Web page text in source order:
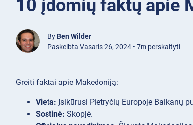
10 įdomių faktų apie
By Ben Wilder
Paskelbta Vasaris 26, 2024 • 7m perskaityti
Greiti faktai apie Makedoniją:
Vieta: Įsikūrusi Pietryčių Europoje Balkanų
Sostinė: Skopjė.